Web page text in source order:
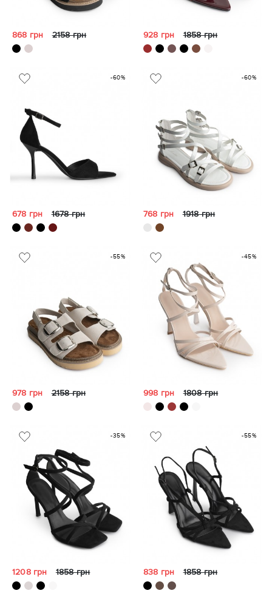
868 грн 2158 грн 928 грн 1858 грн
-60%
678 грн 1678 грн
-60%
768 грн 1918 грн
-55%
978 грн 2158 грн
-45%
998 грн 1808 грн
-35%
1208 грн 1858 грн
-55%
838 грн 1858 грн